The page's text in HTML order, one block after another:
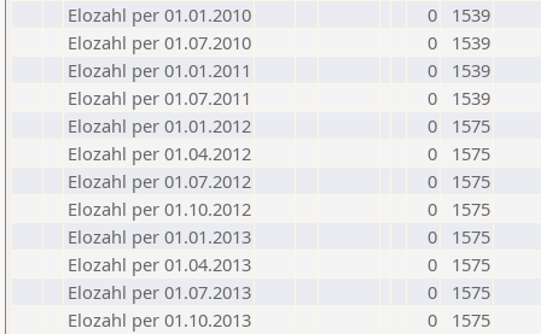
Elozahl per 01.01.2010
0
1539
Elozahl per 01.07.2010
0
1539
Elozahl per 01.01.2011
0
1539
Elozahl per 01.07.2011
0
1539
Elozahl per 01.01.2012
0
1575
Elozahl per 01.04.2012
0
1575
Elozahl per 01.07.2012
0
1575
Elozahl per 01.10.2012
0
1575
Elozahl per 01.01.2013
0
1575
Elozahl per 01.04.2013
0
1575
Elozahl per 01.07.2013
0
1575
Elozahl per 01.10.2013
0
1575